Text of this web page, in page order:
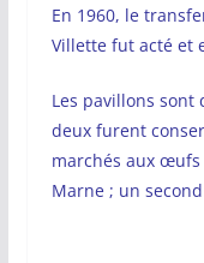
En 1960, le
Villette fut acté et
Les pavillons sont
deux furent
marchés aux
Marne ; un